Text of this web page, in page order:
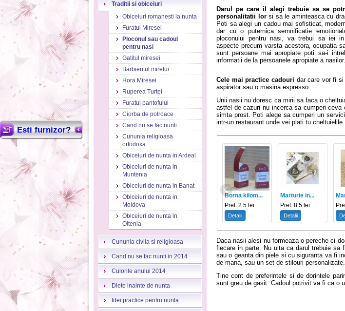
Esti furnizor?
Traditii si obiceiuri
Obiceiuri romanesti la nunta
Furatul Miresei
Ploconul sau cadoul
pentru nasi
Gatitul miresei
Barbieritul mirelui
Hora Miresei
Ruperea Turtei
Furatul pantofului
Ciorba de potroace
Cand nu se fac nunti
Cununia religioasa
ortodoxa
Obiceiuri de nunta in Ardeal
Obiceiuri de nunta in
Muntenia
Obiceiuri de nunta in Banat
Obiceiuri de nunta in
Moldova
Obiceiuri de nunta in
Oltenia
Cununia civila si religioasa
Cand nu se fac nunti in 2014
Culorile anului 2014
Diete inainte de nunta
Idei practice pentru nunta
Darul pe care il alegi trebuie sa se
personalitatii lorsi sa le aminteasca cu
Poti sa alegi un cadou mai sofisticat,
dar cu o puternica semnificatie
ploconului pentru nasi, va trebui sa iei in
aspecte precum varsta acestora, ocupatia
sunt persoane mai apropiate poti sa-i
informatii de la persoanele apropiate a nasilor.
Cele mai practice cadouri dar care vor fi
aspirator sau o masina espresso.
Unii nasii nu doresc ca mirii sa faca o
astfel de cazuri nu incerca sa cumperi
simta prost. Poti alege sa cumperi un
intr-un restaurant unde vei plati tu cheltuielile.
Borna kilom...
Pret: 2.5 lei
Detalii
Marturie in...
Pret: 8.5 lei
Detalii
Daca nasii alesi nu formeaza o pereche ci
fiecare in parte. Nu uita ca darul trebuie sa
sau o geanta din piele si cu siguranta va fi
de mana, sau un set de stilouri personalizate.
Tine cont de preferintele si de dorintele
sunt greu de gasit. Cadoul potrivit va fi ca o